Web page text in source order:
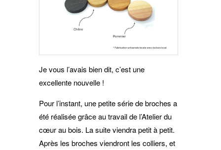
Je vous l’avais bien dit, c’est une
excellente nouvelle !
Pour l’instant, une petite série de broches a
été réalisée grâce au travail de l’Atelier du
cœur au bois. La suite viendra petit à petit.
Après les broches viendront les colliers, et